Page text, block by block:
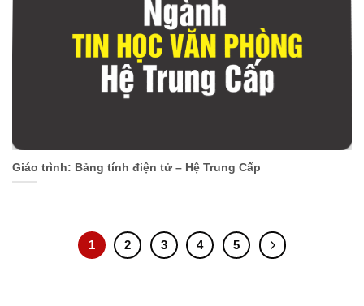
Giáo trình: Bảng tính điện tử – Hệ Trung Cấp
1 2 3 4 5